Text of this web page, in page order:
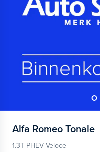
Alfa Romeo Tonale
1.3T PHEV Veloce